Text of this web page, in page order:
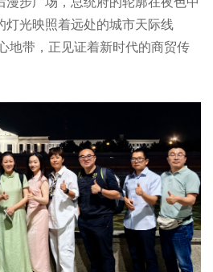
灯光映照着远处的城市天际线
带，正见证着新时代的商贸传